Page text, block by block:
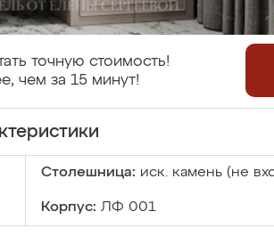
точную стоимость!
чем за 15 минут!
Столешница: иск. камень (не
Корпус: ЛФ 001